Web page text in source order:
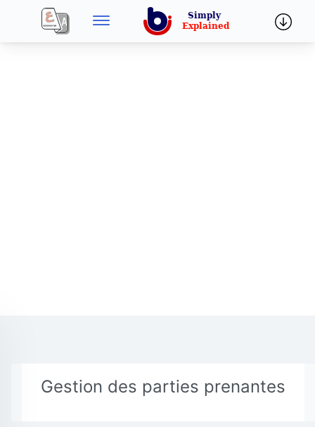
Gestion des parties prenantes